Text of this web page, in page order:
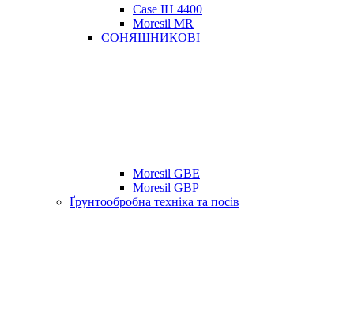
Case IH 4400
Moresil MR
СОНЯШНИКОВІ
Moresil GBE
Moresil GBP
Ґрунтообробна техніка та посів